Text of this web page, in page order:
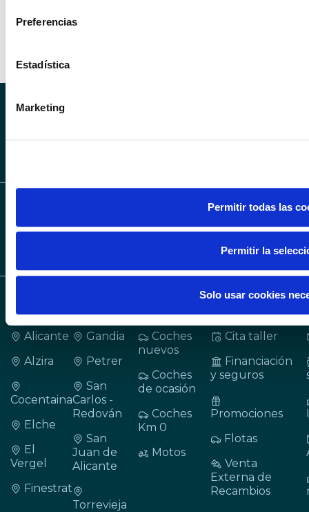
Obtenga más información sobre cómo se procesan sus
web con nuestros partners de redes sociales, publicidad y
Preferencias
Estadística
Marketing
Permitir todas las
Permitir la
Solo usar cookies
Alicante
Alzira
Cocentaina
Elche
El
Vergel
Finestrat
Gandia
Petrer
San
Carlos -
Redován
San
Juan de
Alicante
Torrevieja
Coches
nuevos
Coches
de ocasión
Coches
Km 0
Motos
Cita taller
Financiación
y seguros
Promociones
Flotas
Venta
Externa de
Recambios